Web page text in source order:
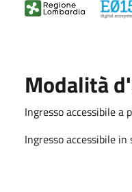
Modalità
Ingresso accessibile a
Ingresso accessibile